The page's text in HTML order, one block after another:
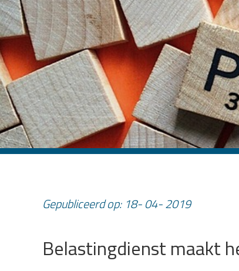
Gepubliceerd op: 18-04-2019
Belastingdienst maakt